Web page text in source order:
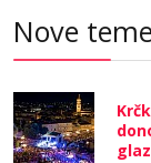
Nove